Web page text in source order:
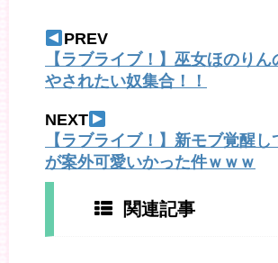
PREV
【ラブライブ！】巫女ほのり
やされたい奴集合！！
NEXT
【ラブライブ！】新モブ覚醒
が案外可愛いかった件ｗｗｗ
関連記事